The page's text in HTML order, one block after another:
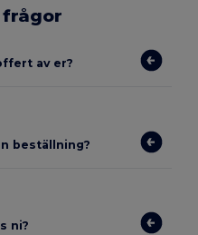
frågor
av er?
beställning?
ni?